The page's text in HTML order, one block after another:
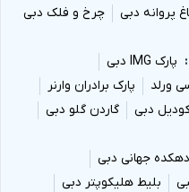
پروانه دبی
چرخ و فلک دبی
پارک IMG دبی
ورلد
پارک برادران وارنر
دبی
گاردن گلو دبی
جهانی دبی
بلیط هلیکوپتر دبی